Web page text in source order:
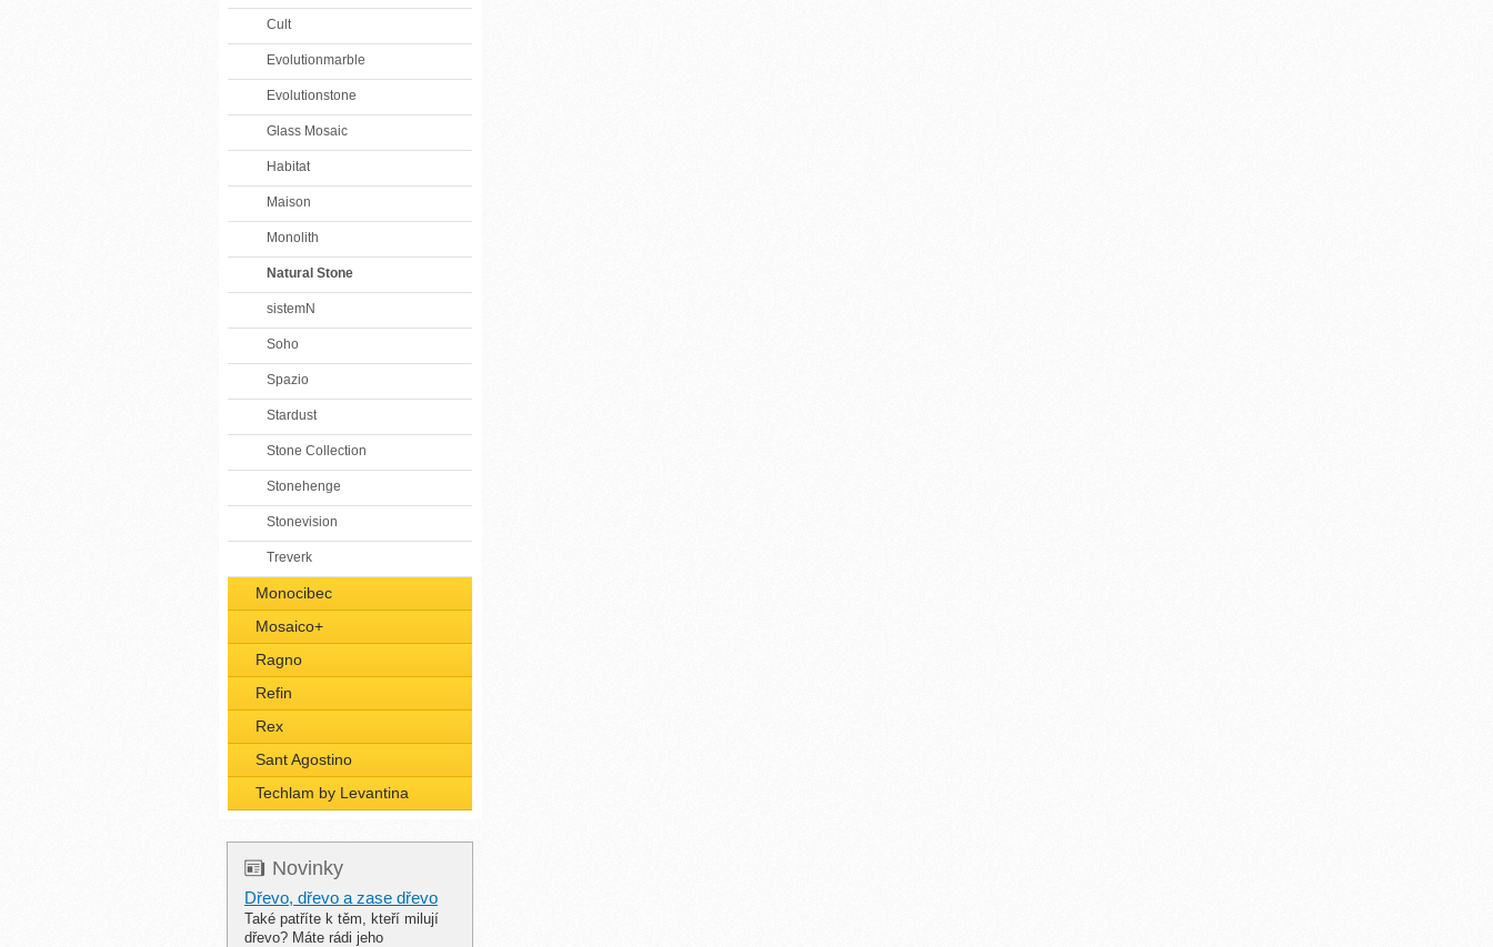
Cult
Evolutionmarble
Evolutionstone
Glass Mosaic
Habitat
Maison
Monolith
Natural Stone
sistemN
Soho
Spazio
Stardust
Stone Collection
Stonehenge
Stonevision
Treverk
Monocibec
Mosaico+
Ragno
Refin
Rex
Sant Agostino
Techlam by Levantina
Novinky
Dřevo, dřevo a zase dřevo
Také patříte k těm, kteří milují
dřevo? Máte rádi jeho